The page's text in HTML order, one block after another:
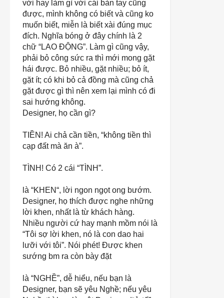
vời hay làm gì với cái bàn tay cũng
được, mình không có biết và cũng ko
muốn biết, miễn là biết xài đúng mục
đích. Nghĩa bóng ở đây chính là 2
chữ “LAO ĐỘNG”. Làm gì cũng vậy,
phải bỏ công sức ra thì mới mong gặt
hái được. Bỏ nhiều, gặt nhiều; bỏ ít,
gặt ít; có khi bỏ cả đồng mà cũng chả
gặt được gì thì nên xem lại mình có đi
sai hướng không.
Designer, họ cần gì?
TIỀN! Ai chả cần tiền, “không tiền thì
cạp đất mà ăn à”.
TÌNH! Có 2 cái “TÌNH”.
là “KHEN“, lời ngon ngọt ong bướm.
Designer, họ thích được nghe những
lời khen, nhất là từ khách hàng.
Nhiều người cứ hay mạnh mồm nói là
“Tôi sợ lời khen, nó là con dao hai
lưỡi với tôi”. Nói phét! Được khen
sướng bm ra còn bày đặt
là “NGHỀ”, dễ hiểu, nếu bạn là
Designer, bạn sẽ yêu Nghề; nếu yêu